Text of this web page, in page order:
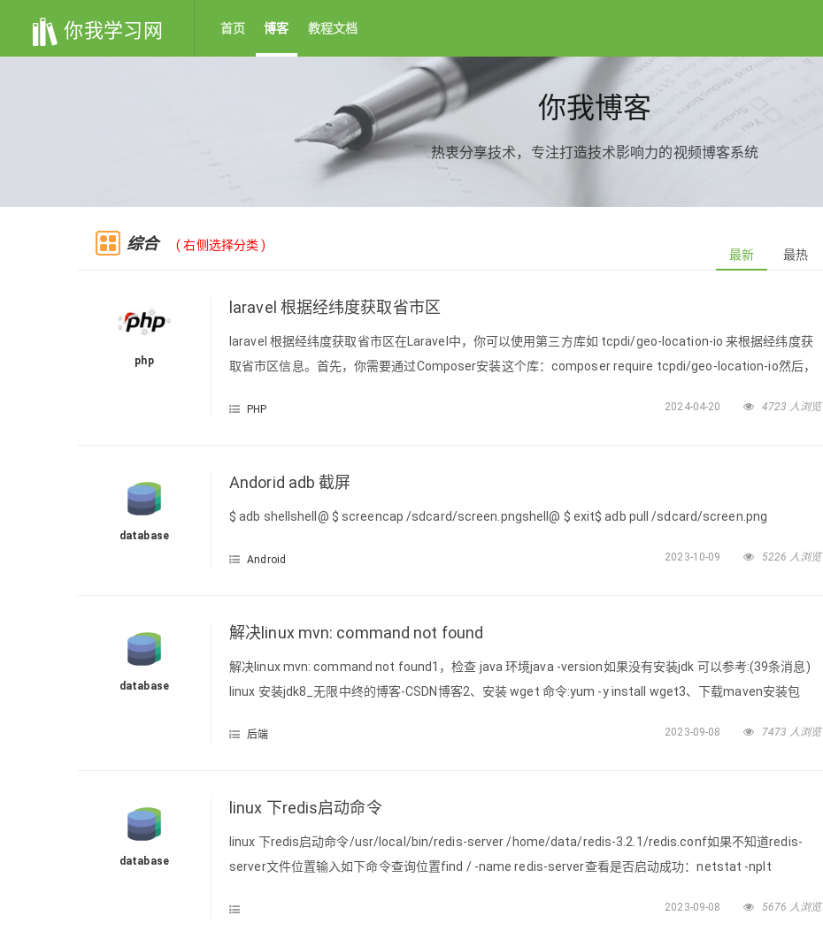
你我学习网 首页 博客 教程文档
你我博客
热衷分享技术，专注打造技术影响力的视频博客系统
综合 ( 右侧选择分类 )
最新 最热
php
laravel 根据经纬度获取省市区
laravel 根据经纬度获取省市区在Laravel中，你可以使用第三方库如 tcpdi/geo-location-io 来根据经纬度获
取省市区信息。首先，你需要通过Composer安装这个库：composer require tcpdi/geo-location-io然后，
PHP 2024-04-20 4723 人浏览
database
Andorid adb 截屏
$ adb shellshell@ $ screencap /sdcard/screen.pngshell@ $ exit$ adb pull /sdcard/screen.png
Android 2023-10-09 5226 人浏览
database
解决linux mvn: command not found
解决linux mvn: command not found1，检查 java 环境java -version如果没有安装jdk 可以参考:(39条消息)
linux 安装jdk8_无限中终的博客-CSDN博客2、安装 wget 命令:yum -y install wget3、下载maven安装包
后端 2023-09-08 7473 人浏览
database
linux 下redis启动命令
linux 下redis启动命令/usr/local/bin/redis-server /home/data/redis-3.2.1/redis.conf如果不知道redis-
server文件位置输入如下命令查询位置find / -name redis-server查看是否启动成功：netstat -nplt
2023-09-08 5676 人浏览